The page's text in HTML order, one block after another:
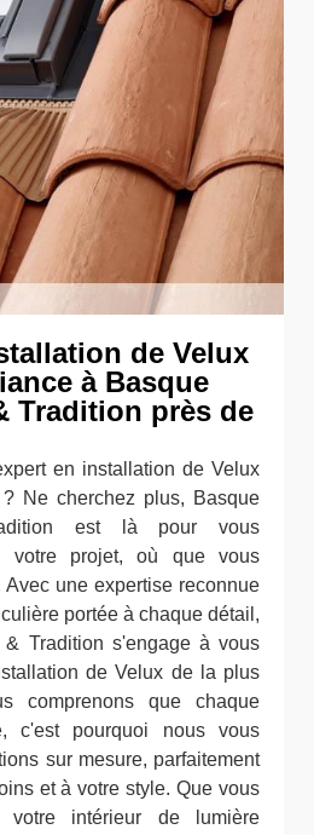
de Velux
à Basque
Tradition près de
en installation de Velux
Ne cherchez plus, Basque
est là pour vous
votre projet, où que vous
une expertise reconnue
portée à chaque détail,
& Tradition s'engage à vous
de Velux de la plus
comprenons que chaque
c'est pourquoi nous vous
sur mesure, parfaitement
et à votre style. Que vous
votre intérieur de lumière